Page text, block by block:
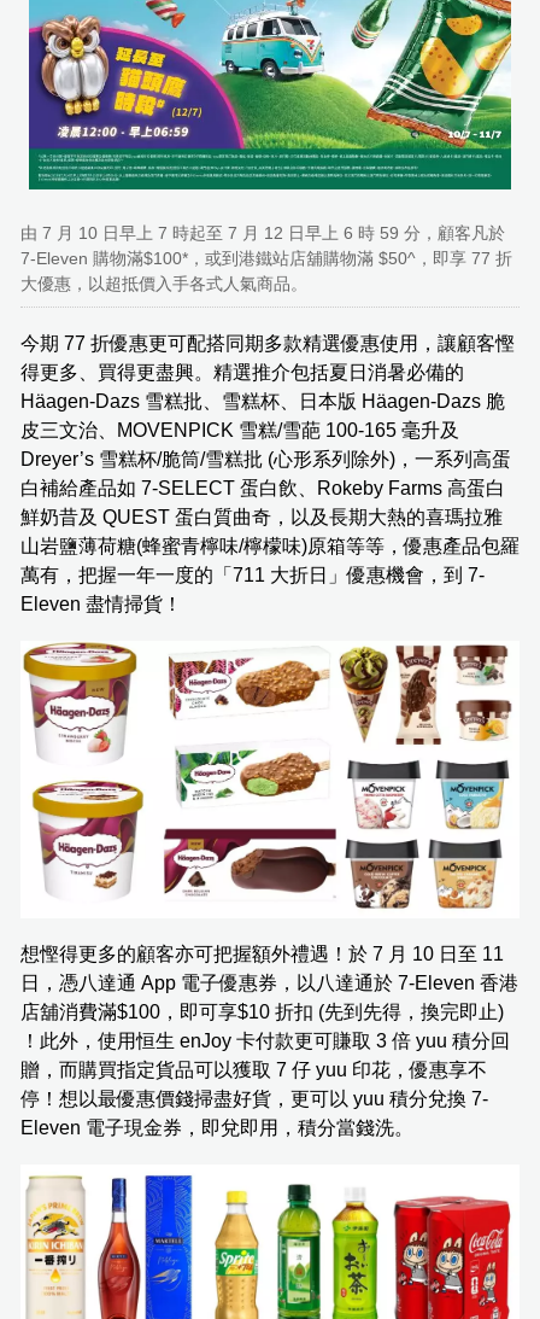
由 7 月 10 日早上 7 時起至 7 月 12 日早上 6 時 59 分，顧客凡於
7-Eleven 購物滿$100*，或到港鐵站店舖購物滿 $50^，即享 77 折
大優惠，以超抵價入手各式人氣商品。
今期 77 折優惠更可配搭同期多款精選優惠使用，讓顧客慳
得更多、買得更盡興。精選推介包括夏日消暑必備的
Häagen-Dazs 雪糕批、雪糕杯、日本版 Häagen-Dazs 脆
皮三文治、MOVENPICK 雪糕/雪葩 100-165 毫升及
Dreyer’s 雪糕杯/脆筒/雪糕批 (心形系列除外)，一系列高蛋
白補給產品如 7-SELECT 蛋白飲、Rokeby Farms 高蛋白
鮮奶昔及 QUEST 蛋白質曲奇，以及長期大熱的喜瑪拉雅
山岩鹽薄荷糖(蜂蜜青檸味/檸檬味)原箱等等，優惠產品包羅
萬有，把握一年一度的「711 大折日」優惠機會，到 7-
Eleven 盡情掃貨！
想慳得更多的顧客亦可把握額外禮遇！於 7 月 10 日至 11
日，憑八達通 App 電子優惠券，以八達通於 7-Eleven 香港
店舖消費滿$100，即可享$10 折扣 (先到先得，換完即止)
！此外，使用恒生 enJoy 卡付款更可賺取 3 倍 yuu 積分回
贈，而購買指定貨品可以獲取 7 仔 yuu 印花，優惠享不
停！想以最優惠價錢掃盡好貨，更可以 yuu 積分兌換 7-
Eleven 電子現金券，即兌即用，積分當錢洗。